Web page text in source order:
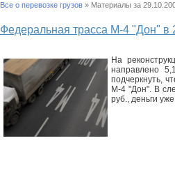
Все о перевозке грузов » Материалы за
Федеральная трасса М-4 "Дон" в
На
направлено
подчеркнуть,
М-4 "Дон". В
руб., деньги